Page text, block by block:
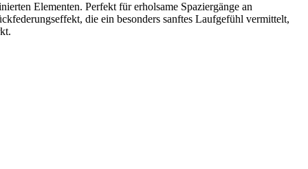
Elementen. Perfekt für erholsame Spaziergänge an
die ein besonders sanftes Laufgefühl vermittelt,